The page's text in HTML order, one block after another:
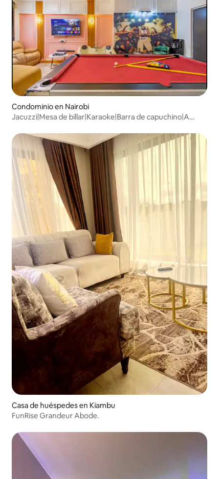
Condominio en Nairobi
Jacuzzi|Mesa de billar|Karaoke|Barra de capuchino|A
(JKIA)
Casa de huéspedes en Kiambu
FunRise Grandeur Abode.